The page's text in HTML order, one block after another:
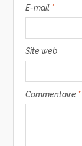
E-mail *
Site web
Commentaire *